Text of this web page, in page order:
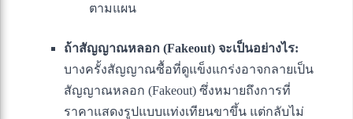
ตามแผน
ถ้าสัญญาณหลอก (Fakeout) จะเป็นอย่างไร:
บางครั้งสัญญาณซื้อที่ดูแข็งแกร่งอาจกลายเป็น
สัญญาณหลอก (Fakeout) ซึ่งหมายถึงการที่
ราคาแสดงรูปแบบแท่งเทียนขาขึ้น แต่กลับไม่